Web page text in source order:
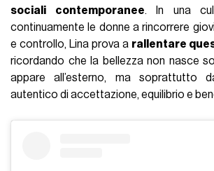
sociali contemporanee. In una
continuamente le donne a rincorrere
e controllo, Lina prova a rallentare
ricordando che la bellezza non nasce
appare all’esterno, ma soprattutto
autentico di accettazione, equilibrio e